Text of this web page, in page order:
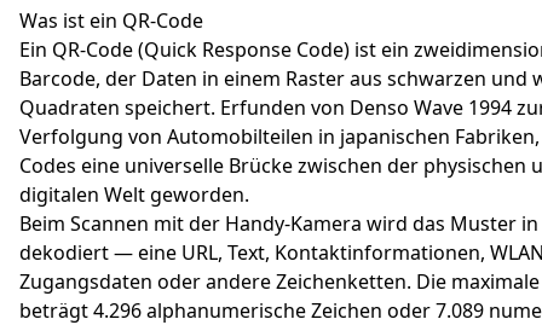
Was ist ein QR-Code
Ein QR-Code (Quick Response Code) ist ein
Barcode, der Daten in einem Raster aus schwarzen und
Quadraten speichert. Erfunden von Denso Wave 1994
Verfolgung von Automobilteilen in japanischen Fabriken,
Codes eine universelle Brücke zwischen der physischen
digitalen Welt geworden.
Beim Scannen mit der Handy-Kamera wird das Muster
dekodiert — eine URL, Text, Kontaktinformationen,
Zugangsdaten oder andere Zeichenketten. Die
beträgt 4.296 alphanumerische Zeichen oder 7.089